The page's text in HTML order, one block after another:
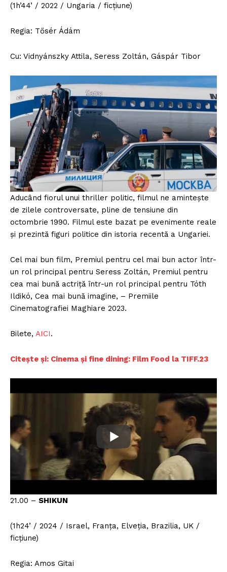
(1h’44’ / 2022 / Ungaria / ficțiune)
Regia: Tősér Ádám
Cu: Vidnyánszky Attila, Seress Zoltán, Gáspár Tibor
Aducând fiorul unui thriller politic, filmul ne amintește
de zilele controversate, pline de tensiune din
octombrie 1990. Filmul este bazat pe evenimente reale
și prezintă figuri politice din istoria recentă a Ungariei.
Cel mai bun film, Premiul pentru cel mai bun actor într-
un rol principal pentru Seress Zoltán, Premiul pentru
cea mai bună actriță într-un rol principal pentru Tóth
Ildikó, Cea mai bună imagine, – Premiile
Cinematografiei Maghiare 2023.
Bilete, AICI.
Citește și: Cinema și fine dining: Film Food la TIFF.23
21.00 – SHIKUN
(1h24’ / 2024 / Israel, Franța, Elveția, Brazilia, UK /
ficțiune)
Regia: Amos Gitai